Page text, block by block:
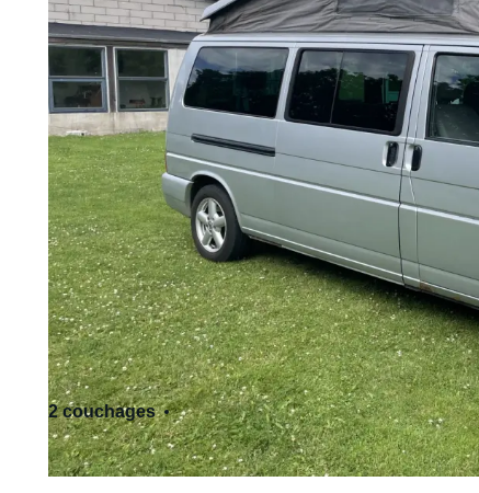
2 couchages
9 siège(s)